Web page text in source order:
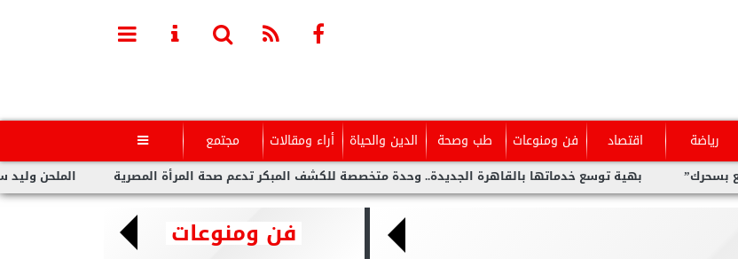
رياضة اقتصاد فن ومنوعات طب وصحة الدين والحياة أراء ومقالات مجتمع 
الملحن وليد سعد : بهية توسع خدماتها بالقاهرة الجديدة.. وحدة متخصصة للكشف المبكر تدعم صحة المرأة المصرية
فن ومنوعات